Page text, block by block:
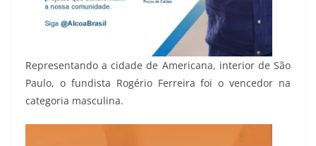
Representando a cidade de Americana, interior de São
Paulo, o fundista Rogério Ferreira foi o vencedor na
categoria masculina.